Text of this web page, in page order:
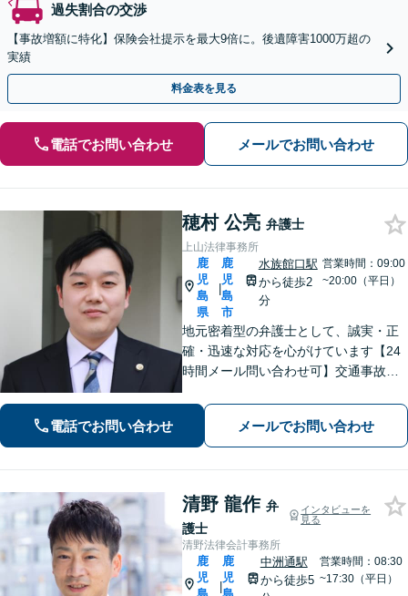
過失割合の交渉
【事故増額に特化】保険会社提示を最大9倍に。後遺障害1000万超の
実績
料金表を見る
電話でお問い合わせ メールでお問い合わせ
穂村 公亮 弁護士
上山法律事務所
鹿
児
島
県
|
鹿
児
島
市
水族館口駅
から徒歩2
分
営業時間：09:00
~20:00（平日）
地元密着型の弁護士として、誠実・正
確・迅速な対応を心がけています【24
時間メール問い合わせ可】交通事故／
幅広く対応。新しい人生のスタートを
切るお手伝いをします【市電水族館口
駅2分】【完全個室】
電話でお問い合わせ メールでお問い合わせ
清野 龍作 弁
護士
インタビューを
見る
清野法律会計事務所
鹿
児
|
鹿
児
中洲通駅
から徒歩5
営業時間：08:30
~17:30（平日）